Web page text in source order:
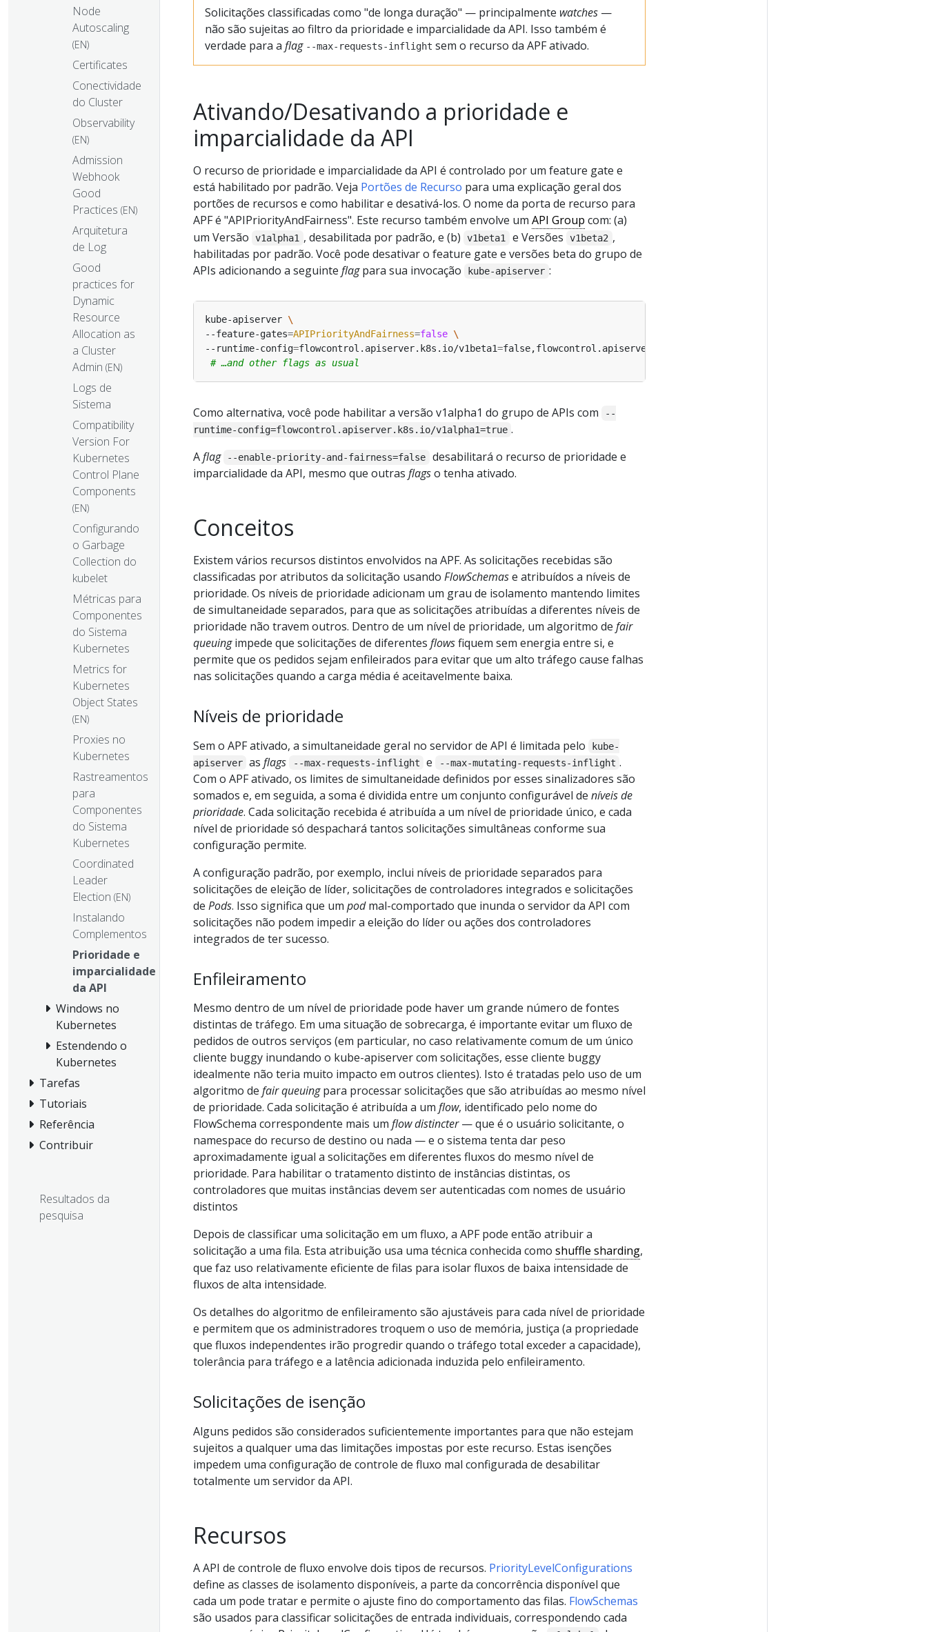
Node
Autoscaling
(EN)
Certificates
Conectividade
do Cluster
Observability
(EN)
Admission
Webhook
Good
Practices (EN)
Arquitetura
de Log
Good
practices for
Dynamic
Resource
Allocation as
a Cluster
Admin (EN)
Logs de
Sistema
Compatibility
Version For
Kubernetes
Control Plane
Components
(EN)
Configurando
o Garbage
Collection do
kubelet
Métricas para
Componentes
do Sistema
Kubernetes
Metrics for
Kubernetes
Object States
(EN)
Proxies no
Kubernetes
Rastreamentos
para
Componentes
do Sistema
Kubernetes
Coordinated
Leader
Election (EN)
Instalando
Complementos
Prioridade e
imparcialidade
da API
Windows no
Kubernetes
Estendendo o
Kubernetes
Tarefas
Tutoriais
Referência
Contribuir
Resultados da
pesquisa
Solicitações classificadas como "de longa duração" — principalmente watches —
não são sujeitas ao filtro da prioridade e imparcialidade da API. Isso também é
verdade para a flag --max-requests-inflight sem o recurso da APF ativado.
Ativando/Desativando a prioridade e
imparcialidade da API
O recurso de prioridade e imparcialidade da API é controlado por um feature gate e
está habilitado por padrão. Veja Portões de Recurso para uma explicação geral dos
portões de recursos e como habilitar e desativá-los. O nome da porta de recurso para
APF é "APIPriorityAndFairness". Este recurso também envolve um API Group com: (a)
um Versão
v1alpha1 , desabilitada por padrão, e (b) v1beta1 e Versões v1beta2 ,
habilitadas por padrão. Você pode desativar o feature gate e versões beta do grupo de
APIs adicionando a seguinte flagpara sua invocação kube-apiserver :
kube-apiserver
--feature-gates=APIPriorityAndFairness=false
--runtime-config=flowcontrol.apiserver.k8s.io/v1beta1=false,flowcontrol.apiserver.k8s.io/v1beta2
# …and other flags as usual
Como alternativa, você pode habilitar a versão v1alpha1 do grupo de APIs com
--
runtime-config=flowcontrol.apiserver.k8s.io/v1alpha1=true .
Aflag --enable-priority-and-fairness=false
desabilitará o recurso de prioridade e
imparcialidade da API, mesmo que outras flagso tenha ativado.
Conceitos
Existem vários recursos distintos envolvidos na APF. As solicitações recebidas são
classificadas por atributos da solicitação usando FlowSchemase atribuídos a níveis de
prioridade. Os níveis de prioridade adicionam um grau de isolamento mantendo limites
de simultaneidade separados, para que as solicitações atribuídas a diferentes níveis de
prioridade não travem outros. Dentro de um nível de prioridade, um algoritmo de fair
queuingimpede que solicitações de diferentes flowsfiquem sem energia entre si, e
permite que os pedidos sejam enfileirados para evitar que um alto tráfego cause falhas
nas solicitações quando a carga média é aceitavelmente baixa.
Níveis de prioridade
Sem o APF ativado, a simultaneidade geral no servidor de API é limitada pelo
kube-
apiserver asflags --max-requests-inflight e --max-mutating-requests-inflight .
Com o APF ativado, os limites de simultaneidade definidos por esses sinalizadores são
somados e, em seguida, a soma é dividida entre um conjunto configurável de níveis de
prioridade. Cada solicitação recebida é atribuída a um nível de prioridade único, e cada
nível de prioridade só despachará tantos solicitações simultâneas conforme sua
configuração permite.
A configuração padrão, por exemplo, inclui níveis de prioridade separados para
solicitações de eleição de líder, solicitações de controladores integrados e solicitações
de Pods. Isso significa que um podmal-comportado que inunda o servidor da API com
solicitações não podem impedir a eleição do líder ou ações dos controladores
integrados de ter sucesso.
Enfileiramento
Mesmo dentro de um nível de prioridade pode haver um grande número de fontes
distintas de tráfego. Em uma situação de sobrecarga, é importante evitar um fluxo de
pedidos de outros serviços (em particular, no caso relativamente comum de um único
cliente buggy inundando o kube-apiserver com solicitações, esse cliente buggy
idealmente não teria muito impacto em outros clientes). Isto é tratadas pelo uso de um
algoritmo de fair queuingpara processar solicitações que são atribuídas ao mesmo nível
de prioridade. Cada solicitação é atribuída a um flow, identificado pelo nome do
FlowSchema correspondente mais um flow distincter— que é o usuário solicitante, o
namespace do recurso de destino ou nada — e o sistema tenta dar peso
aproximadamente igual a solicitações em diferentes fluxos do mesmo nível de
prioridade. Para habilitar o tratamento distinto de instâncias distintas, os
controladores que muitas instâncias devem ser autenticadas com nomes de usuário
distintos
Depois de classificar uma solicitação em um fluxo, a APF pode então atribuir a
solicitação a uma fila. Esta atribuição usa uma técnica conhecida como shuffle sharding,
que faz uso relativamente eficiente de filas para isolar fluxos de baixa intensidade de
fluxos de alta intensidade.
Os detalhes do algoritmo de enfileiramento são ajustáveis ​​para cada nível de prioridade
e permitem que os administradores troquem o uso de memória, justiça (a propriedade
que fluxos independentes irão progredir quando o tráfego total exceder a capacidade),
tolerância para tráfego e a latência adicionada induzida pelo enfileiramento.
Solicitações de isenção
Alguns pedidos são considerados suficientemente importantes para que não estejam
sujeitos a qualquer uma das limitações impostas por este recurso. Estas isenções
impedem uma configuração de controle de fluxo mal configurada de desabilitar
totalmente um servidor da API.
Recursos
A API de controle de fluxo envolve dois tipos de recursos. PriorityLevelConfigurations
define as classes de isolamento disponíveis, a parte da concorrência disponível que
cada um pode tratar e permite o ajuste fino do comportamento das filas. FlowSchemas
são usados ​​para classificar solicitações de entrada individuais, correspondendo cada